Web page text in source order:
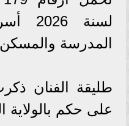
لسنة
المدرسة
طليقة الفنان
على حكم بالولاية